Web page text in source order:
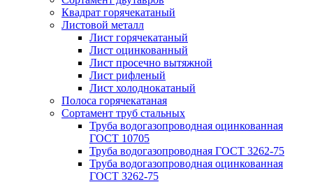
Квадрат горячекатаный
Листовой металл
Лист горячекатаный
Лист оцинкованный
Лист просечно вытяжной
Лист рифленый
Лист холоднокатаный
Полоса горячекатаная
Сортамент труб стальных
Труба водогазопроводная оцинкованная
ГОСТ 10705
Труба водогазопроводная ГОСТ 3262-75
Труба водогазопроводная оцинкованная
ГОСТ 3262-75